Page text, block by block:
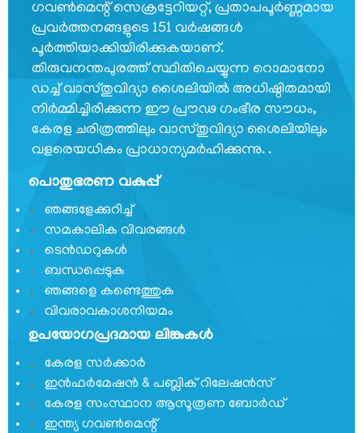
കാര്യനിർവഹണചട്ടങ്ങൾ
ഓർഡർ
ഓഫ്
പ്രെസിഡൻസ്
പ്രധാന
വ്യക്തികള്‍
സംഘടനാ
ഘടന
വിഭാഗങ്ങൾ
സ്വതന്ത്ര
സൈനിക്
സമ്മാന്‍
യോജന
കേരള
സ്വാതന്ത്ര്യ
സമരസേനാനി
പെന്‍ഷന്‍
പദ്ധതി
മറ്റ്
ഗവണ്‍മെന്റ് സെക്രട്ടേറിയറ്റ്, പ്രതാപപൂര്‍ണ്ണമായ
പ്രവര്‍ത്തനങ്ങളുടെ 151 വര്‍ഷങ്ങള്‍
പൂര്‍ത്തിയാക്കിയിരിക്കുകയാണ്.
തിരുവനന്തപുരത്ത് സ്ഥിതിചെയ്യുന്ന റൊമാനോ
ഡച്ച് വാസ്തുവിദ്യാ ശൈലിയില്‍ അധിഷ്ഠിതമായി
നിര്‍മ്മിച്ചിരിക്കുന്ന ഈ പ്രൗഢ ഗംഭീര സൗധം,
കേരള ചരിത്രത്തിലും വാസ്തുവിദ്യാ ശൈലിയിലും
വളരെയധികം പ്രാധാന്യമര്‍ഹിക്കുന്നു. .
പൊതുഭരണ വകുപ്പ്
ഞങ്ങളേക്കുറിച്ച്
സമകാലിക വിവരങ്ങൾ
ടെൻഡറുകൾ
ബന്ധപ്പെടുക
ഞങ്ങളെ കണ്ടെത്തുക
വിവരാവകാശനിയമം
ഉപയോഗപ്രദമായ ലിങ്കുകൾ
കേരള സർക്കാർ
ഇൻഫർമേഷൻ & പബ്ലിക് റിലേഷൻസ്
കേരള സംസ്ഥാന ആസൂത്രണ ബോർഡ്
ഇന്ത്യ ഗവണ്‍മെന്റ്